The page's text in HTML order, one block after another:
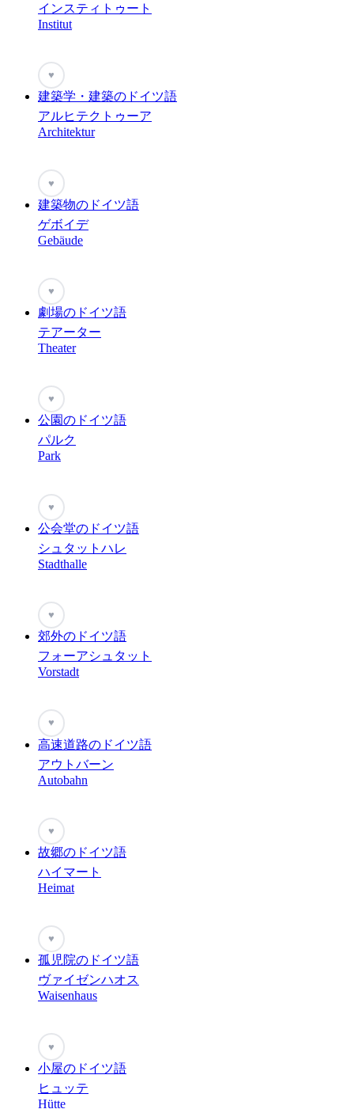
インスティトゥート
Institut
♥
建築学・建築のドイツ語
アルヒテクトゥーア
Architektur
♥
建築物のドイツ語
ゲボイデ
Gebäude
♥
劇場のドイツ語
テアーター
Theater
♥
公園のドイツ語
パルク
Park
♥
公会堂のドイツ語
シュタットハレ
Stadthalle
♥
郊外のドイツ語
フォーアシュタット
Vorstadt
♥
高速道路のドイツ語
アウトバーン
Autobahn
♥
故郷のドイツ語
ハイマート
Heimat
♥
孤児院のドイツ語
ヴァイゼンハオス
Waisenhaus
♥
小屋のドイツ語
ヒュッテ
Hütte